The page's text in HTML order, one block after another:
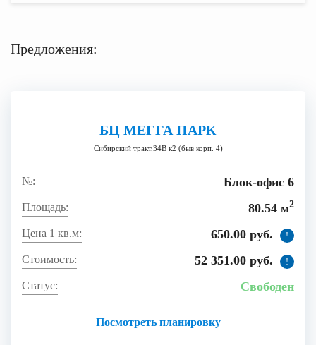
Предложения:
БЦ МЕГГА ПАРК
Сибирский тракт,34В к2 (быв корп. 4)
Блок-офис 6
80.54 м2
650.00 руб. !
52 351.00 руб. !
Посмотреть планировку
Свободен